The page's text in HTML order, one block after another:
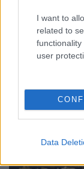
I want to
related to
user
Data